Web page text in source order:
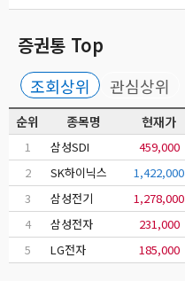
증권통 Top
조회상위 관심상위
순위 종목명 현재가
1 삼성SDI 459,000
2
SK하이닉스 1,422,000
3
삼성전기 1,278,000
4
삼성전자 231,000
5
LG전자 185,000